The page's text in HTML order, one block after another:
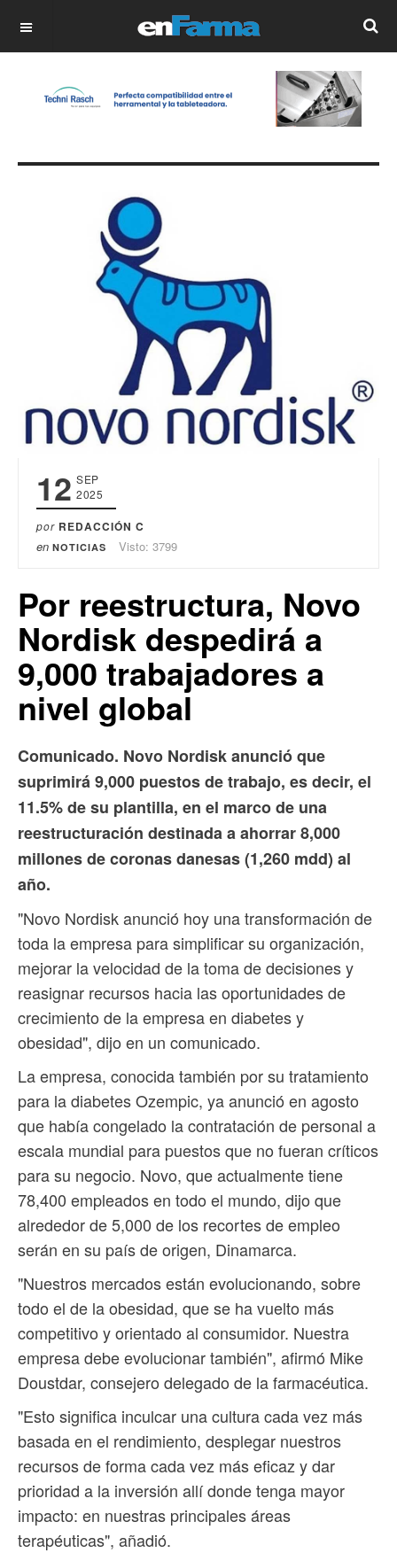
OFF CANVAS
12 SEP
2025
por REDACCIÓN C
en NOTICIAS Visto: 3799
Por reestructura, Novo
Nordisk despedirá a
9,000 trabajadores a
nivel global
Comunicado. Novo Nordisk anunció que
suprimirá 9,000 puestos de trabajo, es decir, el
11.5% de su plantilla, en el marco de una
reestructuración destinada a ahorrar 8,000
millones de coronas danesas (1,260 mdd) al
año.
"Novo Nordisk anunció hoy una transformación de
toda la empresa para simplificar su organización,
mejorar la velocidad de la toma de decisiones y
reasignar recursos hacia las oportunidades de
crecimiento de la empresa en diabetes y
obesidad", dijo en un comunicado.
La empresa, conocida también por su tratamiento
para la diabetes Ozempic, ya anunció en agosto
que había congelado la contratación de personal a
escala mundial para puestos que no fueran críticos
para su negocio. Novo, que actualmente tiene
78,400 empleados en todo el mundo, dijo que
alrededor de 5,000 de los recortes de empleo
serán en su país de origen, Dinamarca.
"Nuestros mercados están evolucionando, sobre
todo el de la obesidad, que se ha vuelto más
competitivo y orientado al consumidor. Nuestra
empresa debe evolucionar también", afirmó Mike
Doustdar, consejero delegado de la farmacéutica.
"Esto significa inculcar una cultura cada vez más
basada en el rendimiento, desplegar nuestros
recursos de forma cada vez más eficaz y dar
prioridad a la inversión allí donde tenga mayor
impacto: en nuestras principales áreas
terapéuticas", añadió.